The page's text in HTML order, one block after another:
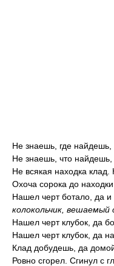
Не знаешь, где найдешь,
Не знаешь, что найдешь,
Не всякая находка клад.
Охоча сорока до находки
Нашел черт ботало, да
колокольчик,
Нашел черт клубок, да
Нашел черт клубок, да
Клад добудешь, да
Ровно сгорел. Сгинул с